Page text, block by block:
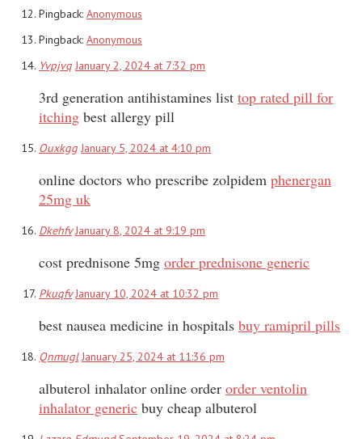
Pingback: Anonymous
Pingback: Anonymous
Yvpjvq January 2, 2024 at 7:32 pm
3rd generation antihistamines list top rated pill for
itching best allergy pill
Ouxkgg January 5, 2024 at 4:10 pm
online doctors who prescribe zolpidem phenergan
25mg uk
Dkehfv January 8, 2024 at 9:19 pm
cost prednisone 5mg order prednisone generic
Pkuqfv January 10, 2024 at 10:32 pm
best nausea medicine in hospitals buy ramipril pills
Qnmugl January 25, 2024 at 11:36 pm
albuterol inhalator online order order ventolin
inhalator generic buy cheap albuterol